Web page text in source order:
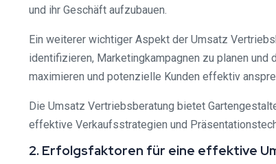
und ihr Geschäft aufzubauen.
Ein weiterer wichtiger Aspekt der Umsatz
identifizieren, Marketingkampagnen zu planen
maximieren und potenzielle Kunden effektiv
Die Umsatz Vertriebsberatung bietet
effektive Verkaufsstrategien und
2. Erfolgsfaktoren für eine effektive